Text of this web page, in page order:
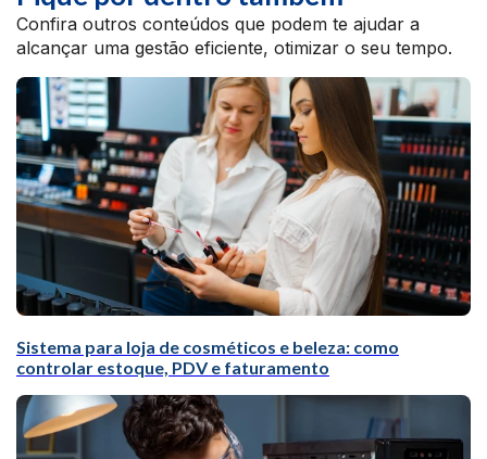
Confira outros conteúdos que podem te ajudar a
alcançar uma gestão eficiente, otimizar o seu tempo.
Sistema para loja de cosméticos e beleza: como
controlar estoque, PDV e faturamento